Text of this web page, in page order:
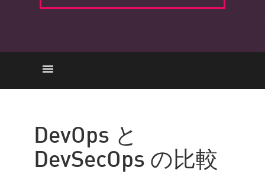
Check Point Solution
DevOps と
DevSecOps の比較